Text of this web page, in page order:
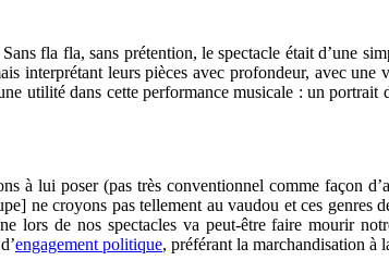
fla fla, sans prétention, le spectacle était d’une
interprétant leurs pièces avec profondeur, avec
utilité dans cette performance musicale : un portrait
à lui poser (pas très conventionnel comme façon
ne croyons pas tellement au vaudou et ces genres
lors de nos spectacles va peut-être faire mourir
engagement politique, préférant la marchandisation à